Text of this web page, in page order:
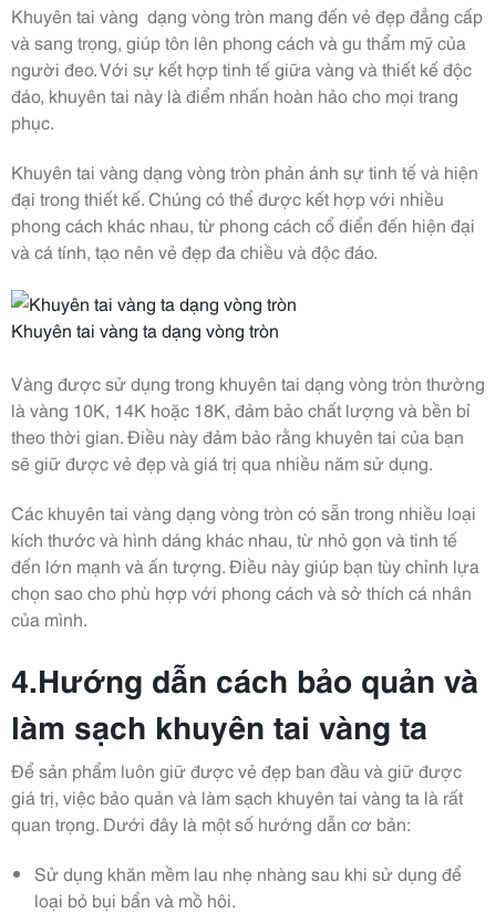
Khuyên tai vàng dạng vòng tròn mang đến vẻ đẹp đẳng cấp
và sang trọng, giúp tôn lên phong cách và gu thẩm mỹ của
người đeo. Với sự kết hợp tinh tế giữa vàng và thiết kế độc
đáo, khuyên tai này là điểm nhấn hoàn hảo cho mọi trang
phục.
Khuyên tai vàng dạng vòng tròn phản ánh sự tinh tế và hiện
đại trong thiết kế. Chúng có thể được kết hợp với nhiều
phong cách khác nhau, từ phong cách cổ điển đến hiện đại
và cá tính, tạo nên vẻ đẹp đa chiều và độc đáo.
Khuyên tai vàng ta dạng vòng tròn
Vàng được sử dụng trong khuyên tai dạng vòng tròn thường
là vàng 10K, 14K hoặc 18K, đảm bảo chất lượng và bền bỉ
theo thời gian. Điều này đảm bảo rằng khuyên tai của bạn
sẽ giữ được vẻ đẹp và giá trị qua nhiều năm sử dụng.
Các khuyên tai vàng dạng vòng tròn có sẵn trong nhiều loại
kích thước và hình dáng khác nhau, từ nhỏ gọn và tinh tế
đến lớn mạnh và ấn tượng. Điều này giúp bạn tùy chỉnh lựa
chọn sao cho phù hợp với phong cách và sở thích cá nhân
của mình.
4.Hướng dẫn cách bảo quản và
làm sạch khuyên tai vàng ta
Để sản phẩm luôn giữ được vẻ đẹp ban đầu và giữ được
giá trị, việc bảo quản và làm sạch khuyên tai vàng ta là rất
quan trọng. Dưới đây là một số hướng dẫn cơ bản:
Sử dụng khăn mềm lau nhẹ nhàng sau khi sử dụng để
loại bỏ bụi bẩn và mồ hôi.